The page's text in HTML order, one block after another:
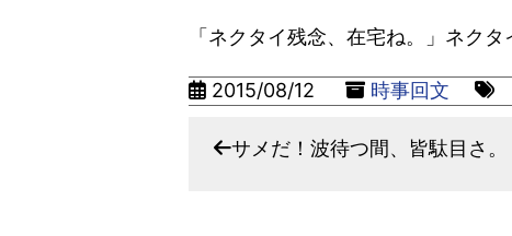
「ネクタイ残念、在宅ね。」ネク
2015/08/12 時事回文
サメだ！波待つ間、皆駄目さ。